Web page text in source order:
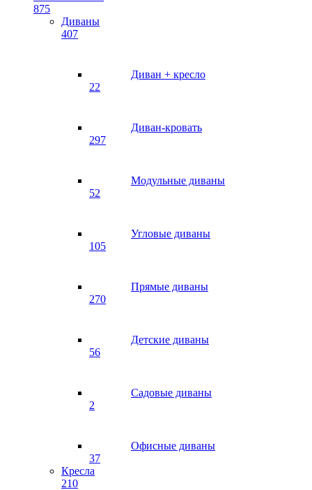
875
Диваны
407
Диван + кресло
22
Диван-кровать
297
Модульные диваны
52
Угловые диваны
105
Прямые диваны
270
Детские диваны
56
Садовые диваны
2
Офисные диваны
37
Кресла
210